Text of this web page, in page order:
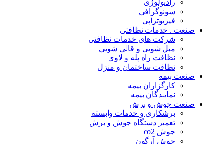
رادیولوژی
سونوگرافی
فیزیوتراپی
صنعت . خدمات نظافتی
شرکت های خدمات نظافتی
مبل شویی و قالی شویی
نظافت راه پله و لاوی
نظافت ساختمان و منزل
صنعت بیمه
کارگزاران بیمه
نمایندگان بیمه
صنعت جوش و برش
برشکاری و خدمات وابسته
تعمیر دستگاه جوش و برش
جوش co2
جوش آرگون